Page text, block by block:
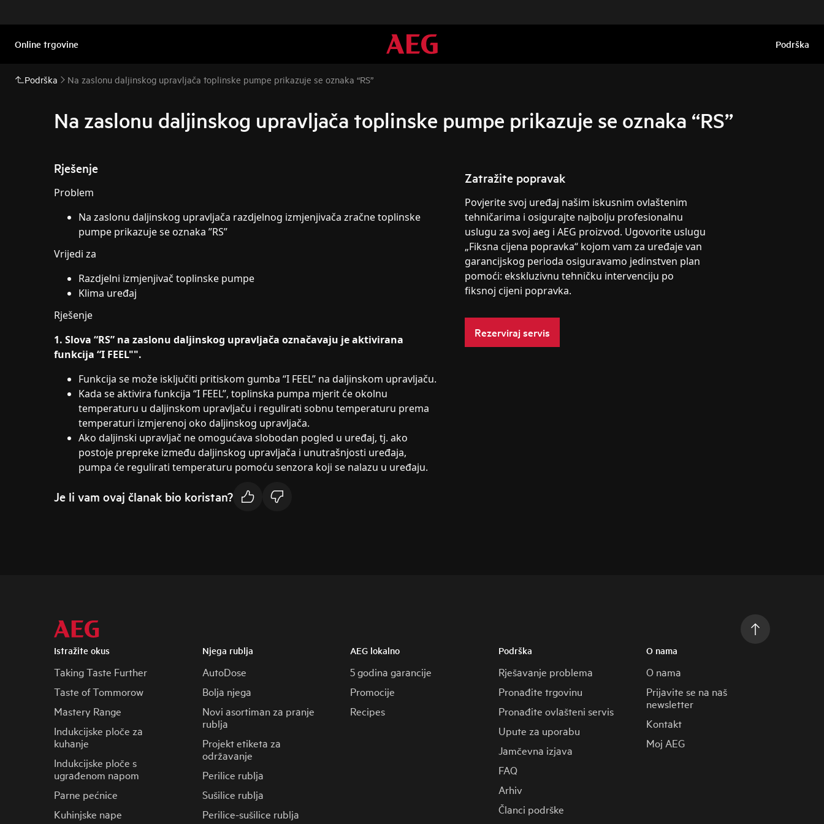
Online trgovine Podrška
Podrška Na zaslonu daljinskog upravljača toplinske pumpe prikazuje se oznaka “RS”
Na zaslonu daljinskog upravljača toplinske pumpe prikazuje se oznaka “RS”
Rješenje
Problem
Na zaslonu daljinskog upravljača razdjelnog izmjenjivača zračne toplinske
pumpe prikazuje se oznaka ”RS”
Vrijedi za
Razdjelni izmjenjivač toplinske pumpe
Klima uređaj
Rješenje
1. Slova “RS” na zaslonu daljinskog upravljača označavaju je aktivirana
funkcija “I FEEL"".
Funkcija se može isključiti pritiskom gumba “I FEEL” na daljinskom upravljaču.
Kada se aktivira funkcija “I FEEL”, toplinska pumpa mjerit će okolnu
temperaturu u daljinskom upravljaču i regulirati sobnu temperaturu prema
temperaturi izmjerenoj oko daljinskog upravljača.
Ako daljinski upravljač ne omogućava slobodan pogled u uređaj, tj. ako
postoje prepreke između daljinskog upravljača i unutrašnjosti uređaja,
pumpa će regulirati temperaturu pomoću senzora koji se nalazu u uređaju.
Je li vam ovaj članak bio koristan?
Zatražite popravak
Povjerite svoj uređaj našim iskusnim ovlaštenim
tehničarima i osigurajte najbolju profesionalnu
uslugu za svoj aeg i AEG proizvod. Ugovorite uslugu
„Fiksna cijena popravka“ kojom vam za uređaje van
garancijskog perioda osiguravamo jedinstven plan
pomoći: ekskluzivnu tehničku intervenciju po
fiksnoj cijeni popravka.
Rezerviraj servis
Istražite okus
Taking Taste Further
Taste of Tommorow
Mastery Range
Indukcijske ploče za
kuhanje
Indukcijske ploče s
ugrađenom napom
Parne pećnice
Kuhinjske nape
Njega rublja
AutoDose
Bolja njega
Novi asortiman za pranje
rublja
Projekt etiketa za
održavanje
Perilice rublja
Sušilice rublja
Perilice-sušilice rublja
AEG lokalno
5 godina garancije
Promocije
Recipes
Podrška
Rješavanje problema
Pronađite trgovinu
Pronađite ovlašteni servis
Upute za uporabu
Jamčevna izjava
FAQ
Arhiv
Članci podrške
O nama
O nama
Prijavite se na naš
newsletter
Kontakt
Moj AEG